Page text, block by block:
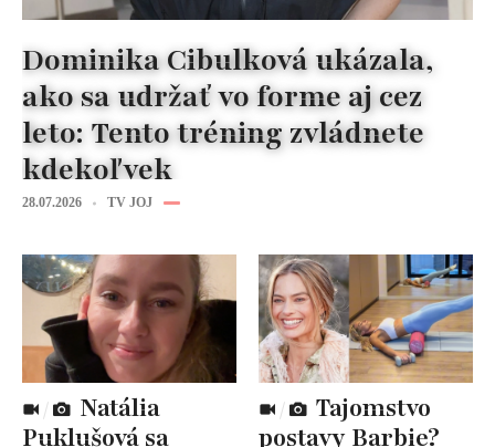
Dominika Cibulková ukázala,
ako sa udržať vo forme aj cez
leto: Tento tréning zvládnete
kdekoľvek
28.07.2026 TV JOJ
Puklušová sa
postavy Barbie?